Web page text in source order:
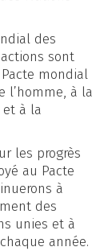
des
sont
mondial
l’homme, à la
et à la
les progrès
au Pacte
à
des
unies et à
année.